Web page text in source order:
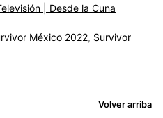
| Desde la Cuna
México 2022, Survivor
Volver arriba